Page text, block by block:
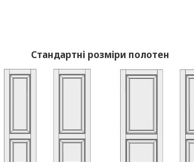
Стандартні розміри полотен